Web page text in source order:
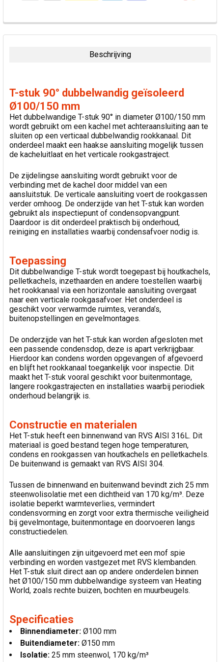
VAAK
SAMEN
VOEG
GESELECTEERDE
TOE AAN
WINKELWAGEN
Beschrijving
T-stuk 90° dubbelwandig geïsoleerd
Ø100/150 mm
Het dubbelwandige T-stuk 90° in diameter Ø100/150 mm
wordt gebruikt om een kachel met achteraansluiting aan te
sluiten op een verticaal dubbelwandig rookkanaal. Dit
onderdeel maakt een haakse aansluiting mogelijk tussen
de kacheluitlaat en het verticale rookgastraject.
De zijdelingse aansluiting wordt gebruikt voor de
verbinding met de kachel door middel van een
aansluitstuk. De verticale aansluiting voert de rookgassen
verder omhoog. De onderzijde van het T-stuk kan worden
gebruikt als inspectiepunt of condensopvangpunt.
Daardoor is dit onderdeel praktisch bij onderhoud,
reiniging en installaties waarbij condensafvoer nodig is.
Toepassing
Dit dubbelwandige T-stuk wordt toegepast bij houtkachels,
pelletkachels, inzethaarden en andere toestellen waarbij
het rookkanaal via een horizontale aansluiting overgaat
naar een verticale rookgasafvoer. Het onderdeel is
geschikt voor verwarmde ruimtes, veranda’s,
buitenopstellingen en gevelmontages.
De onderzijde van het T-stuk kan worden afgesloten met
een passende condensdop, deze is apart verkrijgbaar.
Hierdoor kan condens worden opgevangen of afgevoerd
en blijft het rookkanaal toegankelijk voor inspectie. Dit
maakt het T-stuk vooral geschikt voor buitenmontage,
langere rookgastrajecten en installaties waarbij periodiek
onderhoud belangrijk is.
Constructie en materialen
Het T-stuk heeft een binnenwand van RVS AISI 316L. Dit
materiaal is goed bestand tegen hoge temperaturen,
condens en rookgassen van houtkachels en pelletkachels.
De buitenwand is gemaakt van RVS AISI 304.
Tussen de binnenwand en buitenwand bevindt zich 25 mm
steenwolisolatie met een dichtheid van 170 kg/m³. Deze
isolatie beperkt warmteverlies, vermindert
condensvorming en zorgt voor extra thermische veiligheid
bij gevelmontage, buitenmontage en doorvoeren langs
constructiedelen.
Alle aansluitingen zijn uitgevoerd met een mof spie
verbinding en worden vastgezet met RVS klembanden.
Het T-stuk sluit direct aan op andere onderdelen binnen
het Ø100/150 mm dubbelwandige systeem van Heating
World, zoals rechte buizen, bochten en muurbeugels.
Specificaties
Binnendiameter: Ø100 mm
Buitendiameter: Ø150 mm
Isolatie: 25 mm steenwol, 170 kg/m³